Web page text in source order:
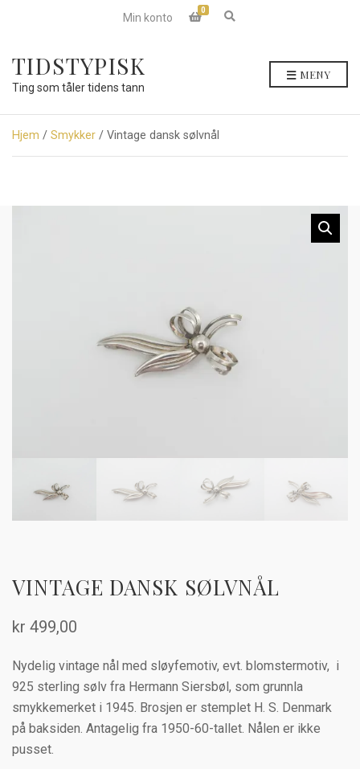
Min konto
0
E
a
h
m
TIDSTYPISK
Ting som tåler tidens tann
MENY
Hjem / Smykker / Vintage dansk sølvnål
VINTAGE DANSK SØLVNÅL
kr 499,00
Nydelig vintage nål med sløyfemotiv, evt. blomstermotiv, i
925 sterling sølv fra Hermann Siersbøl, som grunnla
smykkemerket i 1945. Brosjen er stemplet H. S. Denmark
på baksiden. Antagelig fra 1950-60-tallet. Nålen er ikke
pusset.